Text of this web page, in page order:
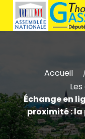
Accueil /
Échange en
proximité :